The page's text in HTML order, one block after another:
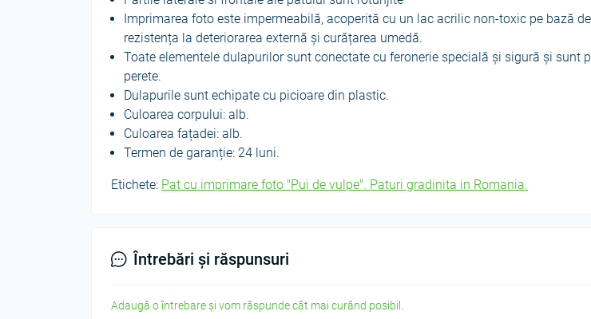
Imprimarea foto este impermeabilă, acoperită cu un lac acrilic non-toxic pe bază
rezistența la deteriorarea externă și curățarea umedă.
Toate elementele dulapurilor sunt conectate cu feronerie specială și sigură și sunt
perete.
Dulapurile sunt echipate cu picioare din plastic.
Culoarea corpului: alb.
Culoarea fațadei: alb.
Termen de garanție: 24 luni.
Etichete: Pat cu imprimare foto "Pui de vulpe". Paturi gradinita in Romania.
Întrebări și răspunsuri
Adaugă o întrebare și vom răspunde cât mai curând posibil.